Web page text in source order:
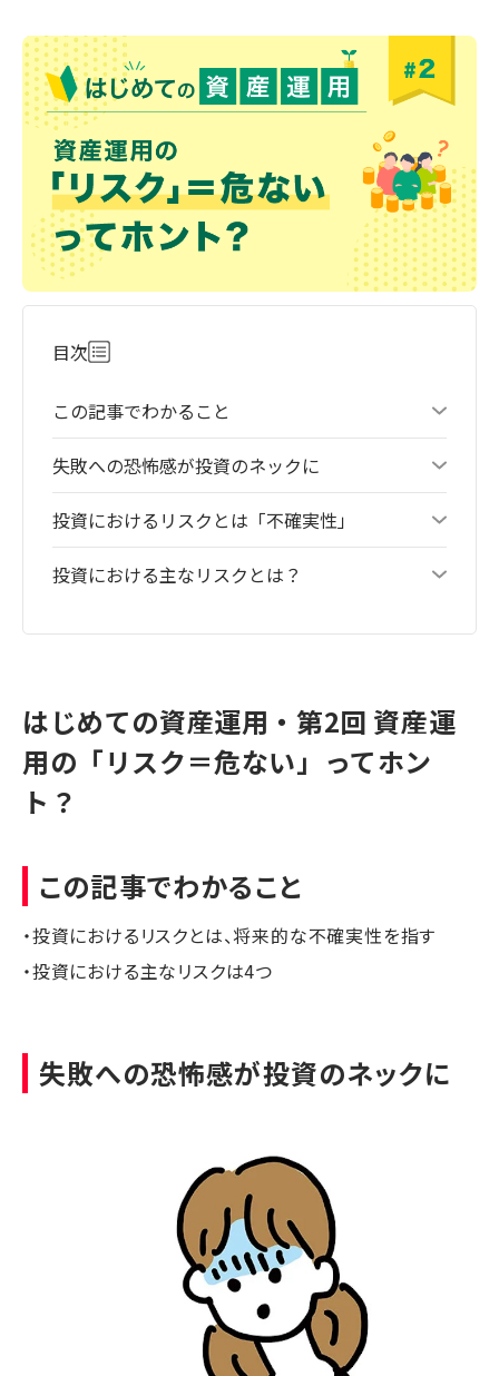
目次
この記事でわかること
失敗への恐怖感が投資のネックに
投資におけるリスクとは「不確実性」
投資における主なリスクとは？
はじめての資産運用・第2回 資産運
用の「リスク＝危ない」ってホン
ト？
この記事でわかること
・投資におけるリスクとは、将来的な不確実性を指す
・投資における主なリスクは4つ
失敗への恐怖感が投資のネックに